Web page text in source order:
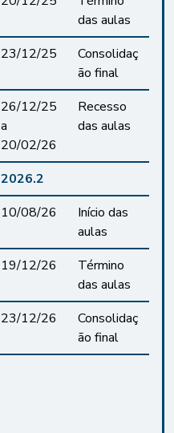
das aulas
23/12/25
Consolidaç
ão final
26/12/25
a
20/02/26
Recesso
das aulas
2026.2
10/08/26
Início das
aulas
19/12/26
Término
das aulas
23/12/26
Consolidaç
ão final